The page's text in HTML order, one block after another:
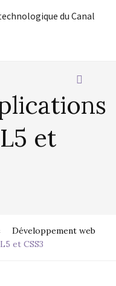
du Canal
et
Développement web
et CSS3